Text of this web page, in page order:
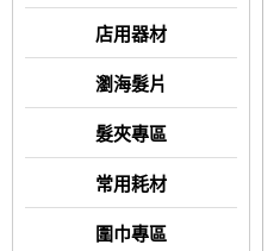
店用器材
瀏海髮片
髮夾專區
常用耗材
圍巾專區